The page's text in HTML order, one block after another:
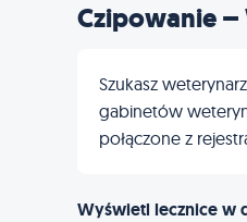
Czipowanie
Szukasz
gabinetów
połączone z
Wyświetl lecznice w